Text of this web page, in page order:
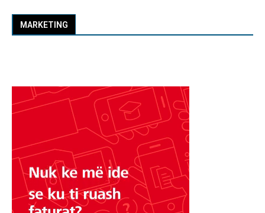
MARKETING